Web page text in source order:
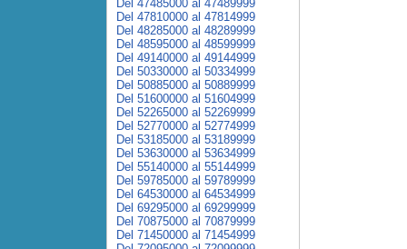
Del 47485000 al 47489999
Del 47810000 al 47814999
Del 48285000 al 48289999
Del 48595000 al 48599999
Del 49140000 al 49144999
Del 50330000 al 50334999
Del 50885000 al 50889999
Del 51600000 al 51604999
Del 52265000 al 52269999
Del 52770000 al 52774999
Del 53185000 al 53189999
Del 53630000 al 53634999
Del 55140000 al 55144999
Del 59785000 al 59789999
Del 64530000 al 64534999
Del 69295000 al 69299999
Del 70875000 al 70879999
Del 71450000 al 71454999